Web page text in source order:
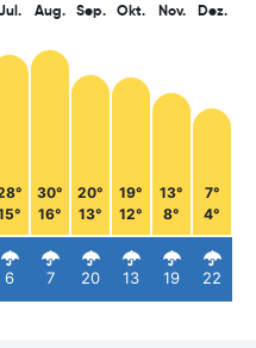
6
Aug.
30°
16°
7
Sep.
20°
13°
20
Okt.
19°
12°
13
Nov.
13°
8°
19
Dez.
7°
4°
22